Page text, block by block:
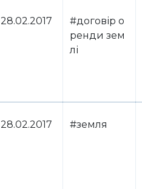
28.02.2017
#договір о
ренди зем
лі
28.02.2017 #земля